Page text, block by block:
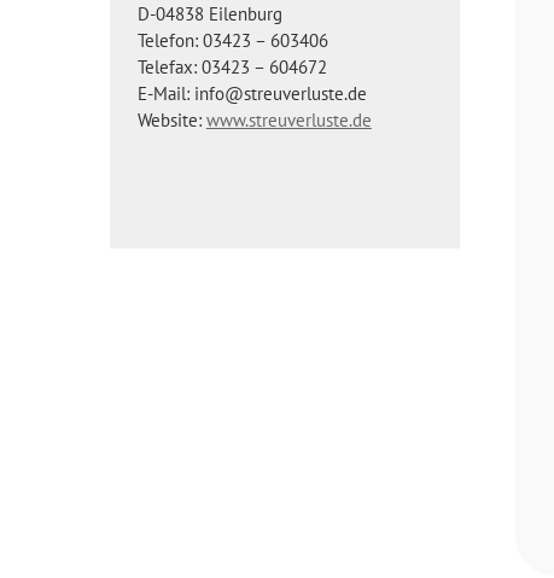
D-04838 Eilenburg
Telefon: 03423 – 603406
Telefax: 03423 – 604672
E-Mail: info@streuverluste.de
Website: www.streuverluste.de